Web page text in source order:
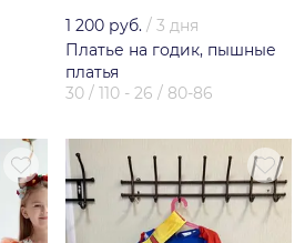
1 200 руб. / 3 дня
Платье на годик, пышные
платья
30 / 110 - 26 / 80-86